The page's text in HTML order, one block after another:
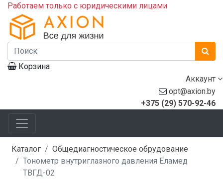
Работаем только с юридическими лицами
Корзина
Аккаунт
opt@axion.by
+375 (29) 570-92-46
Каталог
Общедиагностическое обрудование
Тонометр внутриглазного давления Еламед
ТВГД-02